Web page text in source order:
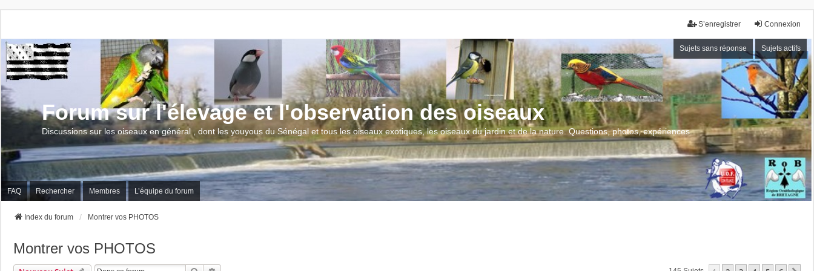
Connexion
S’enregistrer
Sujets sans réponse Sujets actifs
Forum sur l'élevage et l'observation des oiseaux
Discussions sur les oiseaux en général , dont les youyous du Sénégal et tous les oiseaux exotiques, les oiseaux du jardin et de la nature. Questions, photos, expériences.
FAQ Rechercher Membres L’équipe du forum
Index du forum Montrer vos PHOTOS
Montrer vos PHOTOS